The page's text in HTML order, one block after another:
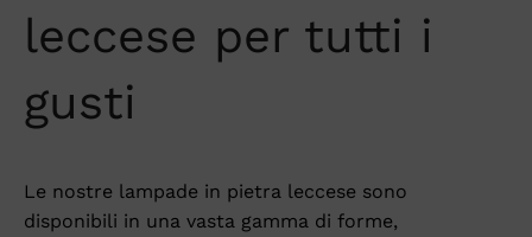
leccese per tutti i
gusti
Le nostre lampade in pietra leccese sono
disponibili in una vasta gamma di forme,